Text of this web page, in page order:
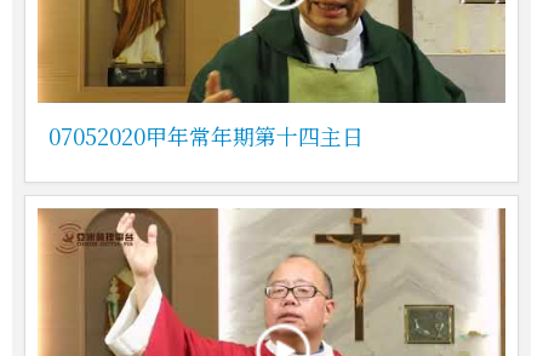
07052020甲年常年期第十四主日